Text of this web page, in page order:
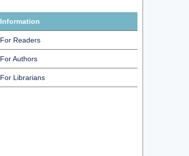
Information
For Readers
For Authors
For Librarians